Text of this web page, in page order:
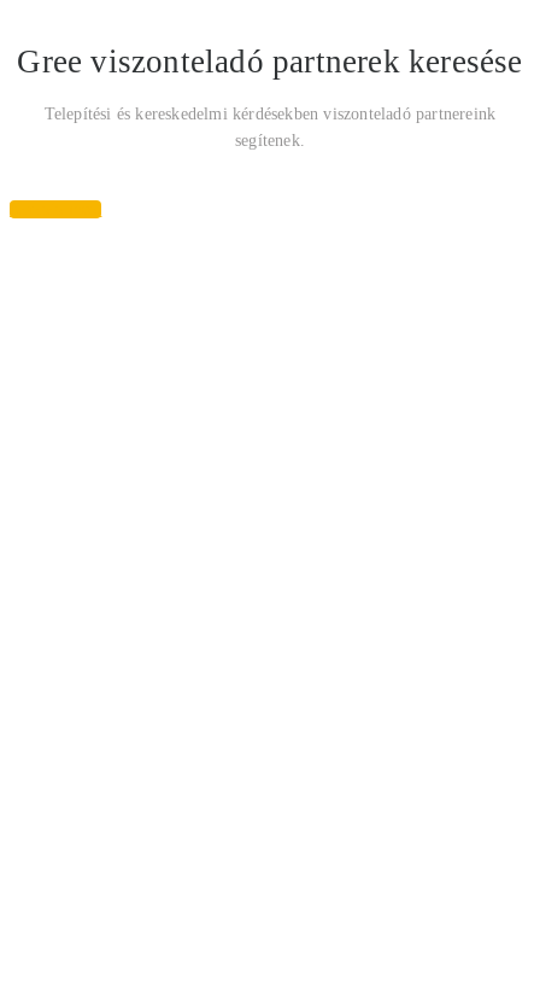
Gree viszonteladó partnerek keresése
Telepítési és kereskedelmi kérdésekben viszonteladó partnereink
segítenek.
Keresés most